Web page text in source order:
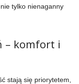
tylko nienaganny
– komfort i
stają się priorytetem,